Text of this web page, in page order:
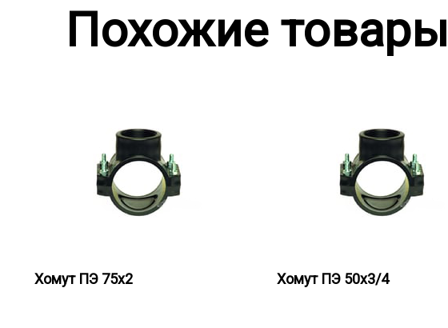
Похожие товары
Хомут ПЭ 75х2 Хомут ПЭ 50х3/4